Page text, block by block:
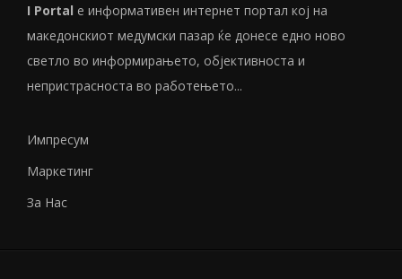
I Portal е информативен интернет портал кој на
македонскиот медумски пазар ќе донесе едно ново
светло во информирањето, објективноста и
непристрасноста во работењето...
Импресум
Маркетинг
За Нас